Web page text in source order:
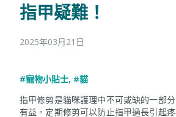
指甲疑難！
2025年03月21日
#寵物小貼士, #貓
指甲修剪是貓咪護理中不可或缺的一部
有益。定期修剪可以防止指甲過長引起